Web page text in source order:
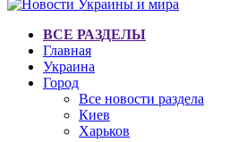
ВСЕ РАЗДЕЛЫ
Главная
Украина
Город
Все новости раздела
Киев
Харьков